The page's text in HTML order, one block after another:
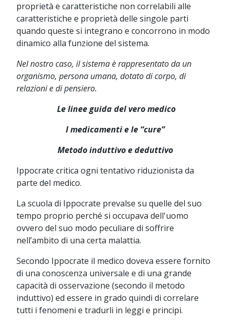
proprietà e caratteristiche non correlabili alle
caratteristiche e proprietà delle singole parti
quando queste si integrano e concorrono in modo
dinamico alla funzione del sistema.
Nel nostro caso, il sistema è rappresentato da un
organismo, persona umana, dotato di corpo, di
relazioni e di pensiero.
Le linee guida del vero medico
I medicamenti e le “cure”
Metodo induttivo e deduttivo
Ippocrate critica ogni tentativo riduzionista da
parte del medico.
La scuola di Ippocrate prevalse su quelle del suo
tempo proprio perché si occupava dell'uomo
ovvero del suo modo peculiare di soffrire
nell’ambito di una certa malattia.
Secondo Ippocrate il medico doveva essere fornito
di una conoscenza universale e di una grande
capacità di osservazione (secondo il metodo
induttivo) ed essere in grado quindi di correlare
tutti i fenomeni e tradurli in leggi e principi.